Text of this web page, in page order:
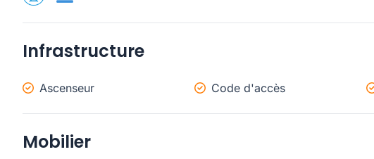
Infrastructure
Ascenseur Code d'accès
Mobilier